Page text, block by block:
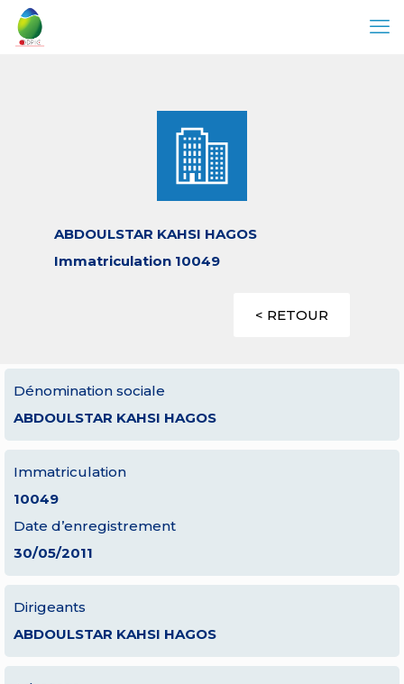
ABDOULSTAR KAHSI HAGOS
Immatriculation 10049
< RETOUR
Dénomination sociale
ABDOULSTAR KAHSI HAGOS
Immatriculation
10049
Date d’enregistrement
30/05/2011
Dirigeants
ABDOULSTAR KAHSI HAGOS